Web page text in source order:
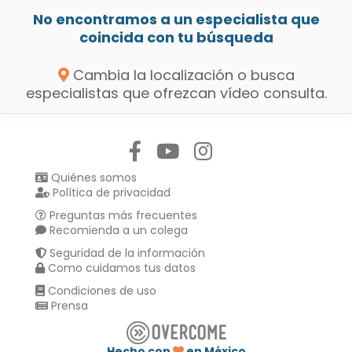
No encontramos a un especialista que
coincida con tu búsqueda
Cambia la localización o busca
especialistas que ofrezcan vídeo consulta.
Quiénes somos
Política de privacidad
Preguntas más frecuentes
Recomienda a un colega
Seguridad de la información
Como cuidamos tus datos
Condiciones de uso
Prensa